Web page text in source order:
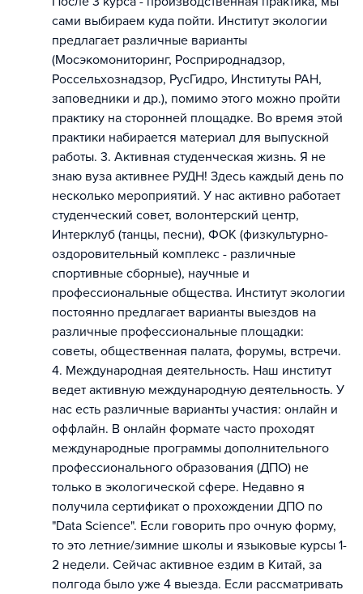
сами выбираем куда пойти. Институт экологии
предлагает различные варианты
(Мосэкомониторинг, Росприроднадзор,
Россельхознадзор, РусГидро, Институты РАН,
заповедники и др.), помимо этого можно пройти
практику на сторонней площадке. Во время этой
практики набирается материал для выпускной
работы. 3. Активная студенческая жизнь. Я не
знаю вуза активнее РУДН! Здесь каждый день по
несколько мероприятий. У нас активно работает
студенческий совет, волонтерский центр,
Интерклуб (танцы, песни), ФОК (физкультурно-
оздоровительный комплекс - различные
спортивные сборные), научные и
профессиональные общества. Институт экологии
постоянно предлагает варианты выездов на
различные профессиональные площадки:
советы, общественная палата, форумы, встречи.
4. Международная деятельность. Наш институт
ведет активную международную деятельность. У
нас есть различные варианты участия: онлайн и
оффлайн. В онлайн формате часто проходят
международные программы дополнительного
профессионального образования (ДПО) не
только в экологической сфере. Недавно я
получила сертификат о прохождении ДПО по
"Data Science". Если говорить про очную форму,
то это летние/зимние школы и языковые курсы 1-
2 недели. Сейчас активное ездим в Китай, за
полгода было уже 4 выезда. Если рассматривать